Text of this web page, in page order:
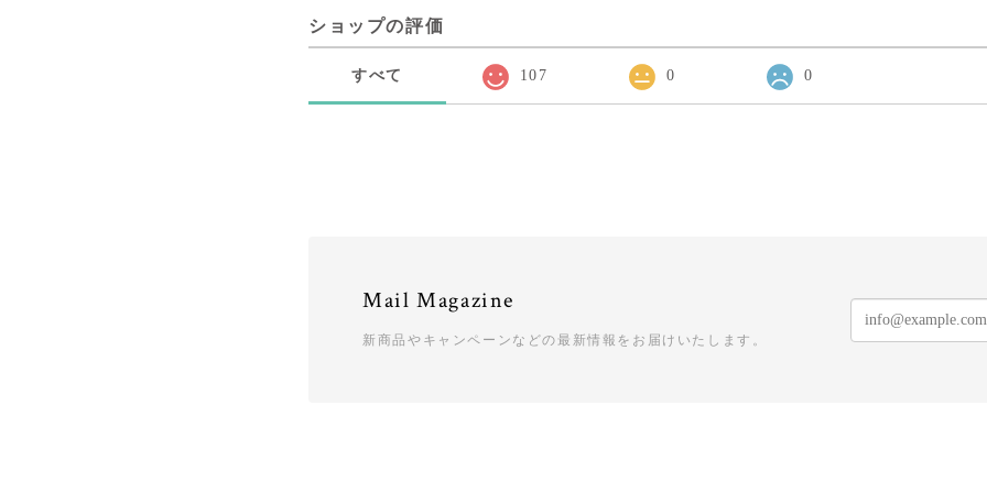
ショップの評価
すべて 107 0 0
Mail Magazine
新商品やキャンペーンなどの最新情報をお届けいたします。